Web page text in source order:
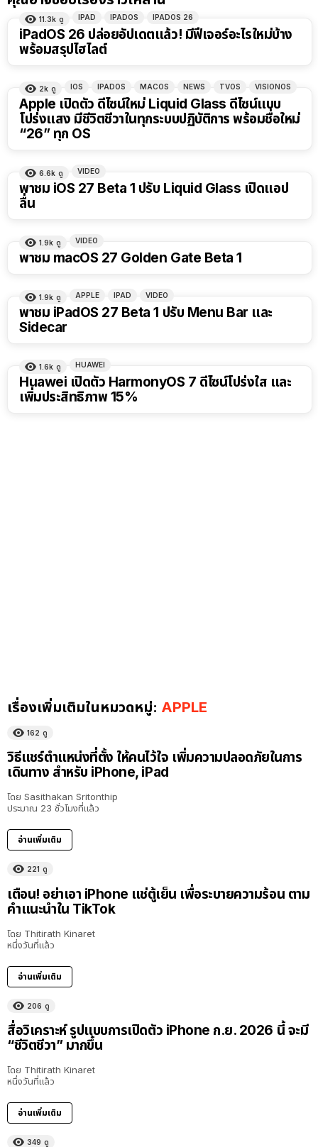
11.3k ดู IPAD IPADOS IPADOS 26
iPadOS 26 ปล่อยอัปเดตแล้ว! มีฟีเจอร์อะไรใหม่บ้าง
พร้อมสรุปไฮไลต์
2k ดู IOS IPADOS MACOS NEWS TVOS VISIONOS
Apple เปิดตัว ดีไซน์ใหม่ Liquid Glass ดีไซน์แบบ
โปร่งแสง มีชีวิตชีวาในทุกระบบปฏิบัติการ พร้อมชื่อใหม่
“26” ทุก OS
24:58
6.6k ดู VIDEO
พาชม iOS 27 Beta 1 ปรับ Liquid Glass เปิดแอป
ลื่น
1.9k ดู VIDEO
พาชม macOS 27 Golden Gate Beta 1
1.9k ดู APPLE IPAD VIDEO
พาชม iPadOS 27 Beta 1 ปรับ Menu Bar และ
Sidecar
1.6k ดู HUAWEI
Huawei เปิดตัว HarmonyOS 7 ดีไซน์โปร่งใส และ
เพิ่มประสิทธิภาพ 15%
เรื่องเพิ่มเติมในหมวดหมู่: APPLE
162 ดู
วิธีแชร์ตำแหน่งที่ตั้ง ให้คนไว้ใจ เพิ่มความปลอดภัยในการ
เดินทาง สำหรับ iPhone, iPad
โดย Sasithakan Sritonthip
ประมาณ 23 ชั่วโมงที่แล้ว
อ่านเพิ่มเติม
221 ดู
เตือน! อย่าเอา iPhone แช่ตู้เย็น เพื่อระบายความร้อน ตาม
คำแนะนำใน TikTok
โดย Thitirath Kinaret
หนึ่งวันที่แล้ว
อ่านเพิ่มเติม
206 ดู
สื่อวิเคราะห์ รูปแบบการเปิดตัว iPhone ก.ย. 2026 นี้ จะมี
“ชีวิตชีวา” มากขึ้น
โดย Thitirath Kinaret
หนึ่งวันที่แล้ว
อ่านเพิ่มเติม
349 ดู